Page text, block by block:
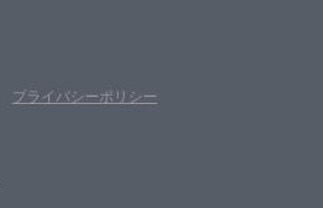
プライバシーポリシー